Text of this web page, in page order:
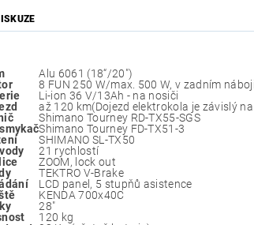
Alu 6061 (18“/20")
8 FUN 250 W/max. 500 W, v zadním náboji
Li-ion 36 V/13Ah - na nosiči
až 120 km(Dojezd elektrokola je závislý
Shimano Tourney RD-TX55-SGS
Shimano Tourney FD-TX51-3
SHIMANO SL-TX50
21 rychlostí
ZOOM, lock out
TEKTRO V-Brake
LCD panel, 5 stupňů asistence
KENDA 700x40C
28"
120 kg